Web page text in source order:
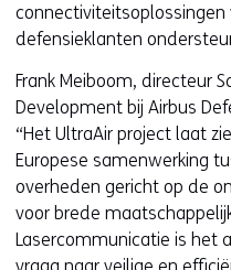
connectiviteitsoplossingen
defensieklanten
Frank Meiboom, directeur
Development bij Airbus
“Het UltraAir project laat
Europese samenwerking
overheden gericht op de
voor brede
Lasercommunicatie is het
vraag naar veilige en